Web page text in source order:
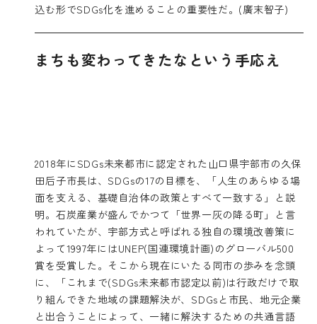
込む形でSDGs化を進めることの重要性だ。(廣末智子)
まちも変わってきたなという手応え
2018年にSDGs未来都市に認定された山口県宇部市の久保
田后子市長は、SDGsの17の目標を、「人生のあらゆる場
面を支える、基礎自治体の政策とすべて一致する」と説
明。石炭産業が盛んでかつて「世界一灰の降る町」と言
われていたが、宇部方式と呼ばれる独自の環境改善策に
よって1997年にはUNEP(国連環境計画)のグローバル500
賞を受賞した。そこから現在にいたる同市の歩みを念頭
に、「これまで(SDGs未来都市認定以前)は行政だけで取
り組んできた地域の課題解決が、SDGsと市民、地元企業
と出合うことによって、一緒に解決するための共通言語